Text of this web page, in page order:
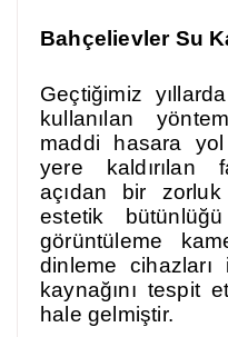
Bahçelievler Su
Geçtiğimiz
kullanılan
maddi hasara yol
yere kaldırılan
açıdan bir
estetik
görüntüleme
dinleme cihazları
kaynağını tespit
hale gelmiştir.